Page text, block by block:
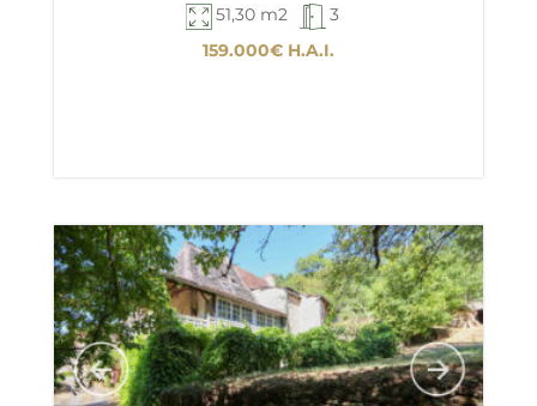
51,30 m2
3
159.000€H.A.I.